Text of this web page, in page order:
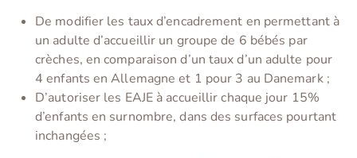
De modifier les taux d’encadrement en permettant à
un adulte d’accueillir un groupe de 6 bébés par
crèches, en comparaison d’un taux d’un adulte pour
4 enfants en Allemagne et 1 pour 3 au Danemark ;
D’autoriser les EAJE à accueillir chaque jour 15%
d’enfants en surnombre, dans des surfaces pourtant
inchangées ;